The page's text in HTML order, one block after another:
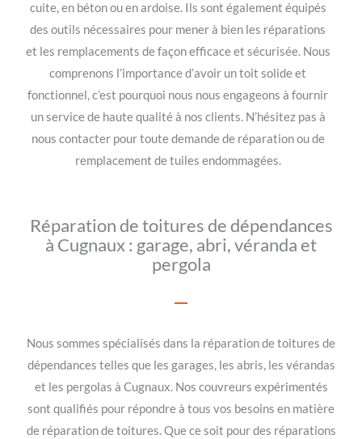
cuite, en béton ou en ardoise. Ils sont également équipés
des outils nécessaires pour mener à bien les réparations
et les remplacements de façon efficace et sécurisée. Nous
comprenons l’importance d’avoir un toit solide et
fonctionnel, c’est pourquoi nous nous engageons à fournir
un service de haute qualité à nos clients. N’hésitez pas à
nous contacter pour toute demande de réparation ou de
remplacement de tuiles endommagées.
Réparation de toitures de dépendances
à Cugnaux : garage, abri, véranda et
pergola
Nous sommes spécialisés dans la réparation de toitures de
dépendances telles que les garages, les abris, les vérandas
et les pergolas à Cugnaux. Nos couvreurs expérimentés
sont qualifiés pour répondre à tous vos besoins en matière
de réparation de toitures. Que ce soit pour des réparations